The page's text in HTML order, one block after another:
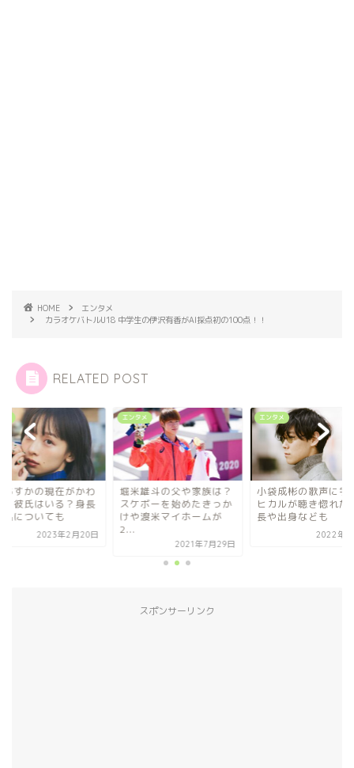
HOME
エンタメ
カラオケバトルU18 中学生の伊沢有香がAI採点初の100点！！
RELATED POST
雄斗の父や家族は？
ボーを始めたきっか
米マイホームが
エンタメ
小袋成彬の歌声に宇多田
ヒカルが聴き惚れた？身
長や出身なども
アイドル
華村あすかの現在が
いい！彼氏はいる？
や本名についても
2023年2
スポンサーリンク